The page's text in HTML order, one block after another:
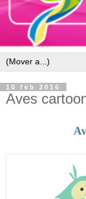
10 feb 2016
Aves